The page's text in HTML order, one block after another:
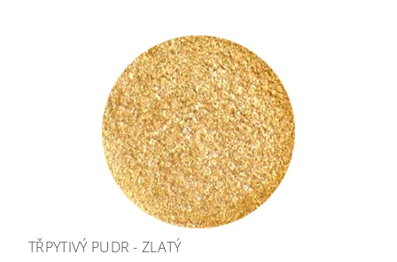
TŘPYTIVÝ PUDR - ZLATÝ